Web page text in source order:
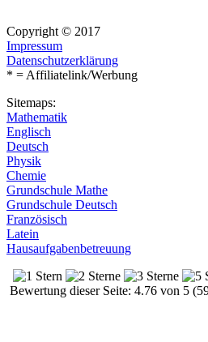
Copyright © 2017
Impressum
Datenschutzerklärung
* = Affiliatelink/Werbung
Sitemaps:
Mathematik
Englisch
Deutsch
Physik
Chemie
Grundschule Mathe
Grundschule Deutsch
Französisch
Latein
Hausaufgabenbetreuung
Bewertung dieser Seite: 4.76 von 5